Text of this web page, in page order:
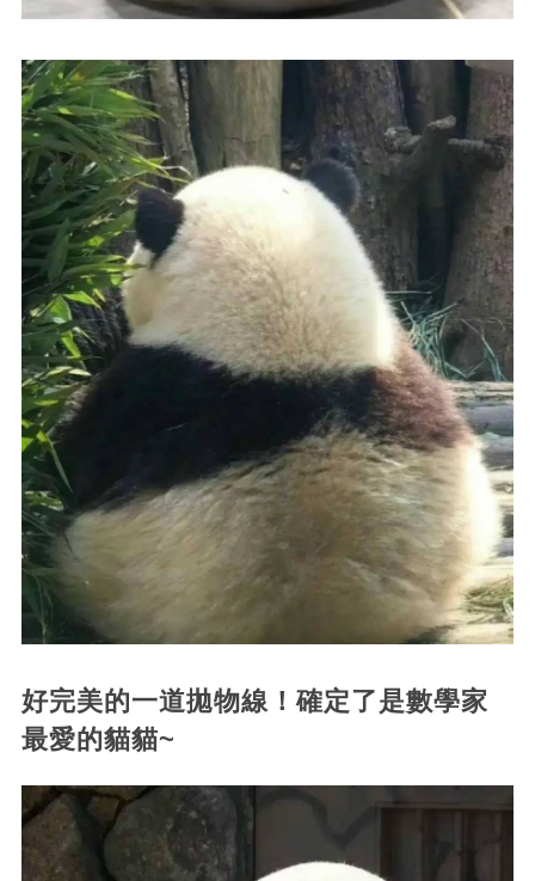
好完美的一道拋物線！確定了是數學家
最愛的貓貓~